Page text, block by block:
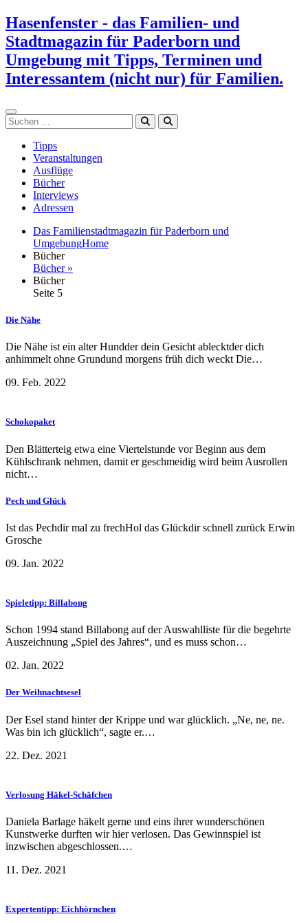
Zum
Inhalt
springen
Hasenfenster - das Familien- und
Stadtmagazin für Paderborn und
Umgebung mit Tipps, Terminen und
Interessantem (nicht nur) für Familien.
Suchen
Tipps
Veranstaltungen
Ausflüge
Bücher
Interviews
Adressen
Das Familienstadtmagazin für Paderborn und
UmgebungHome
Bücher
Bücher »
Bücher
Seite 5
Die Nähe
Die Nähe ist ein alter Hundder dein Gesicht ablecktder dich
anhimmelt ohne Grundund morgens früh dich weckt Die…
09. Feb. 2022
Schokopaket
Den Blätterteig etwa eine Viertelstunde vor Beginn aus dem
Kühlschrank nehmen, damit er geschmeidig wird beim Ausrollen
nicht…
Pech und Glück
Ist das Pechdir mal zu frechHol das Glückdir schnell zurück Erwin
Grosche
09. Jan. 2022
Spieletipp: Billabong
Schon 1994 stand Billabong auf der Auswahlliste für die begehrte
Auszeichnung „Spiel des Jahres“, und es muss schon…
02. Jan. 2022
Der Weihnachtsesel
Der Esel stand hinter der Krippe und war glücklich. „Ne, ne, ne.
Was bin ich glücklich“, sagte er.…
22. Dez. 2021
Verlosung Häkel-Schäfchen
Daniela Barlage häkelt gerne und eins ihrer wunderschönen
Kunstwerke durften wir hier verlosen. Das Gewinnspiel ist
inzwischen abgeschlossen.…
11. Dez. 2021
Expertentipp: Eichhörnchen